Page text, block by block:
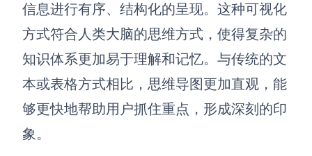
信息进行有序、结构化的呈现。这种可视化
方式符合人类大脑的思维方式，使得复杂的
知识体系更加易于理解和记忆。与传统的文
本或表格方式相比，思维导图更加直观，能
够更快地帮助用户抓住重点，形成深刻的印
象。